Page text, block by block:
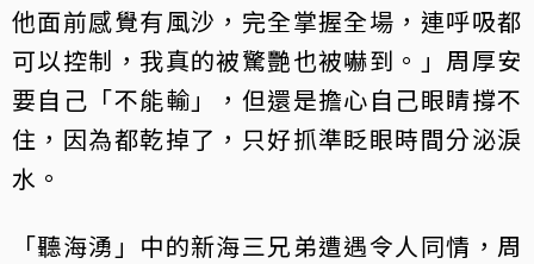
他面前感覺有風沙，完全掌握全場，連呼吸都
可以控制，我真的被驚艷也被嚇到。」周厚安
要自己「不能輸」，但還是擔心自己眼睛撐不
住，因為都乾掉了，只好抓準眨眼時間分泌淚
水。
「聽海湧」中的新海三兄弟遭遇令人同情，周